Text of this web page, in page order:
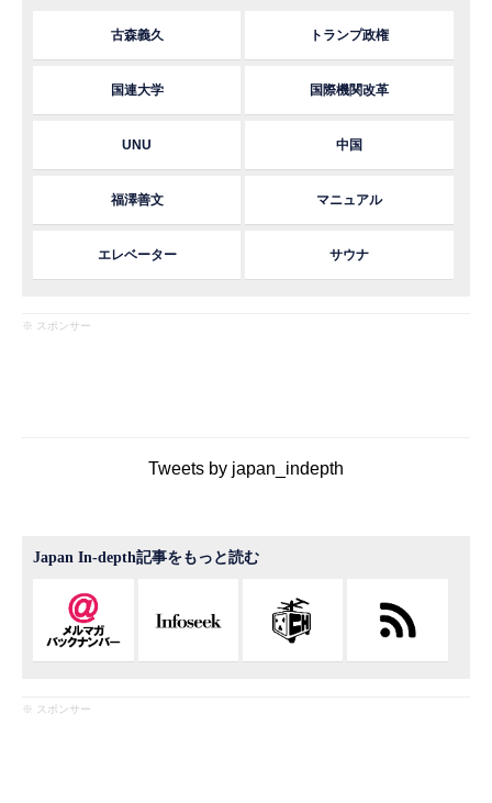
古森義久 トランプ政権
国連大学 国際機関改革
UNU 中国
福澤善文 マニュアル
エレベーター サウナ
※ スポンサー
Tweets by japan_indepth
Japan In-depth記事をもっと読む
※ スポンサー